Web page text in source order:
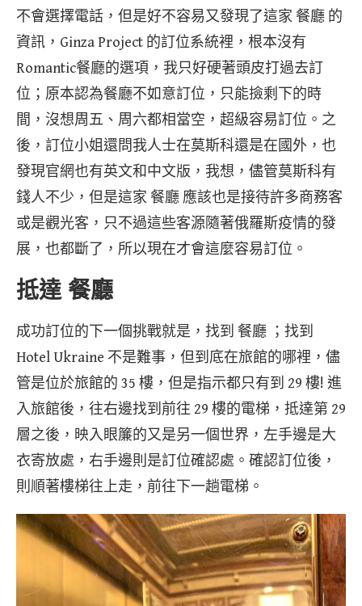
不會選擇電話，但是好不容易又發現了這家 餐廳 的
資訊，Ginza Project 的訂位系統裡，根本沒有
Romantic餐廳的選項，我只好硬著頭皮打過去訂
位；原本認為餐廳不如意訂位，只能撿剩下的時
間，沒想周五、周六都相當空，超級容易訂位。之
後，訂位小姐還問我人士在莫斯科還是在國外，也
發現官網也有英文和中文版，我想，儘管莫斯科有
錢人不少，但是這家 餐廳 應該也是接待許多商務客
或是觀光客，只不過這些客源隨著俄羅斯疫情的發
展，也都斷了，所以現在才會這麼容易訂位。
抵達 餐廳
成功訂位的下一個挑戰就是，找到 餐廳 ；找到
Hotel Ukraine 不是難事，但到底在旅館的哪裡，儘
管是位於旅館的 35 樓，但是指示都只有到 29 樓! 進
入旅館後，往右邊找到前往 29 樓的電梯，抵達第 29
層之後，映入眼簾的又是另一個世界，左手邊是大
衣寄放處，右手邊則是訂位確認處。確認訂位後，
則順著樓梯往上走，前往下一趟電梯。